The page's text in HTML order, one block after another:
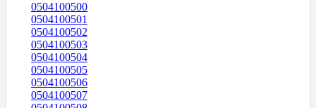
0504100500
0504100501
0504100502
0504100503
0504100504
0504100505
0504100506
0504100507